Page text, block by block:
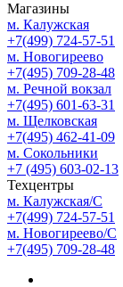
Магазины
м. Калужская
+7(499) 724-57-51
м. Новогиреево
+7(495) 709-28-48
м. Речной вокзал
+7(495) 601-63-31
м. Щелковская
+7(495) 462-41-09
м. Сокольники
+7 (495) 603-02-13
Техцентры
м. Калужская/С
+7(499) 724-57-51
м. Новогиреево/С
+7(495) 709-28-48